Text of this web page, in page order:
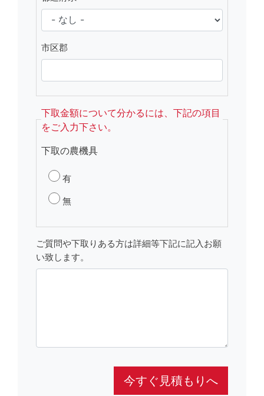
市区郡
下取金額について分かるには、下記の項目
をご入力下さい。
下取の農機具
有
無
ご質問や下取りある方は詳細等下記に記入お願
い致します。
今すぐ見積もりへ